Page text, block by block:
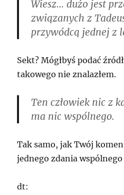
Wiesz… dużo jest
związanych z
przywódcą jednej z
Sekt? Mógłbyś podać
takowego nie znalazłem.
Ten człowiek nic z
ma nic wspólnego.
Tak samo, jak Twój
jednego zdania wspólnego
dt: